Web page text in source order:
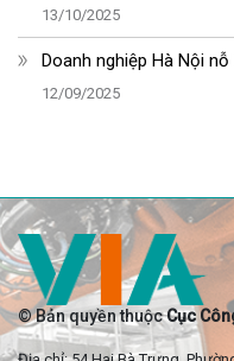
13/10/2025
Doanh nghiệp Hà Nội
12/09/2025
© Bản quyền thuộcCục